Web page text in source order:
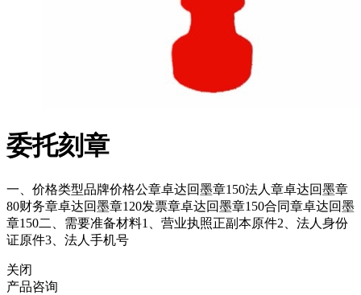
委托刻章
一、价格类型品牌价格公章卓达回墨章150法人章卓达回墨章
80财务章卓达回墨章120发票章卓达回墨章150合同章卓达回墨
章150二、需要准备材料1、营业执照正副本原件2、法人身份
证原件3、法人手机号
关闭
产品咨询